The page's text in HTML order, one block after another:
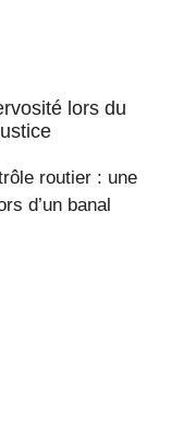
lors du
routier : une
d’un banal